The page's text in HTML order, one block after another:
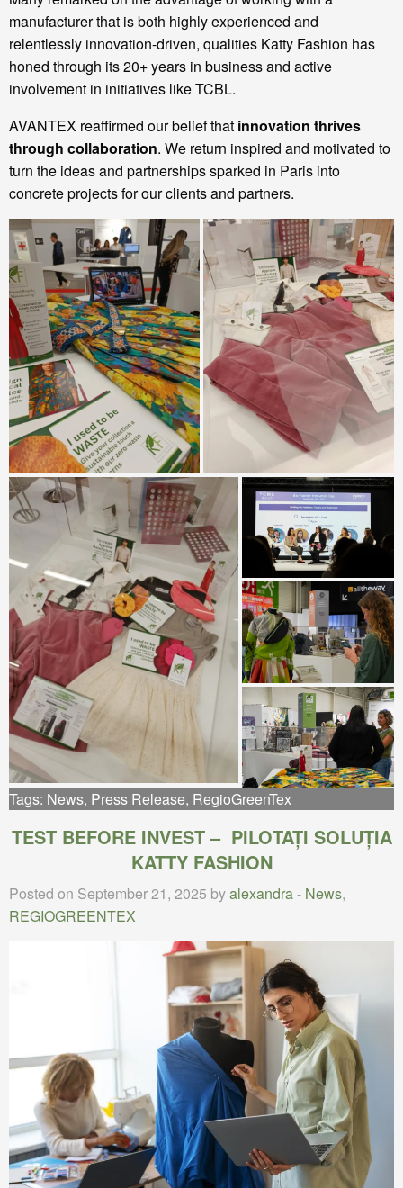
manufacturer that is both highly experienced and
relentlessly innovation-driven, qualities Katty Fashion has
honed through its 20+ years in business and active
involvement in initiatives like TCBL.
AVANTEX reaffirmed our belief that innovation thrives
through collaboration. We return inspired and motivated to
turn the ideas and partnerships sparked in Paris into
concrete projects for our clients and partners.
Tags: News, Press Release, RegioGreenTex
TEST BEFORE INVEST – PILOTAȚI SOLUȚIA
KATTY FASHION
Posted on September 21, 2025 byalexandra- News,
REGIOGREENTEX